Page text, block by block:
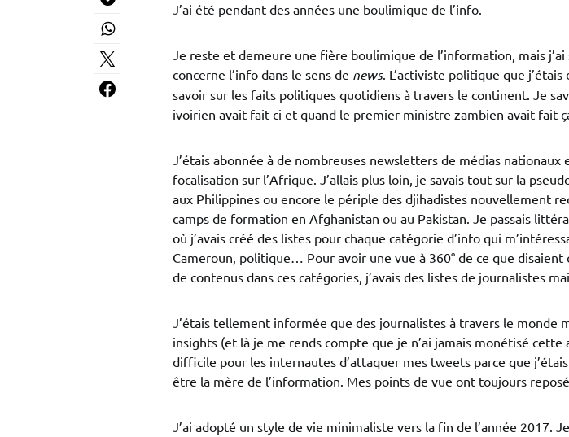
J’ai été pendant des années une boulimique de l’info.
Je reste et demeure une fière boulimique de l’information, mais j’ai
concerne l’info dans le sens de news. L’activiste politique que
savoir sur les faits politiques quotidiens à travers le continent. Je
ivoirien avait fait ci et quand le premier ministre zambien avait fait
J’étais abonnée à de nombreuses newsletters de médias
focalisation sur l’Afrique. J’allais plus loin, je savais tout sur la
aux Philippines ou encore le périple des djihadistes nouvellement
camps de formation en Afghanistan ou au Pakistan. Je passais
où j’avais créé des listes pour chaque catégorie d’info qui
Cameroun, politique… Pour avoir une vue à 360° de ce que disaient
de contenus dans ces catégories, j’avais des listes de journalistes
J’étais tellement informée que des journalistes à travers le monde
insights (et là je me rends compte que je n’ai jamais monétisé
difficile pour les internautes d’attaquer mes tweets parce que
être la mère de l’information. Mes points de vue ont toujours
J’ai adopté un style de vie minimaliste vers la fin de l’année 2017.